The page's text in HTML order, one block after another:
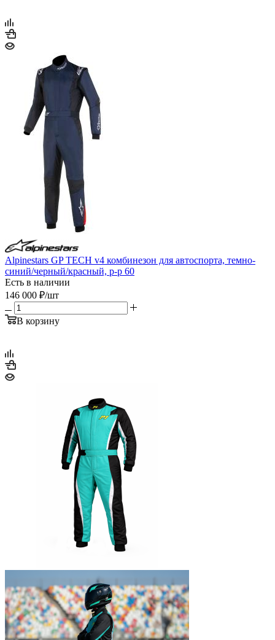
Alpinestars GP TECH v4 комбинезон для автоспорта, темно-
синий/черный/красный, р-р 60
Есть в наличии
146 000 ₽/шт
В корзину